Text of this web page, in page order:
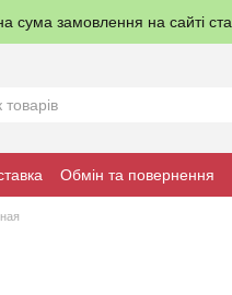
сума замовлення на
Обмін та повернення